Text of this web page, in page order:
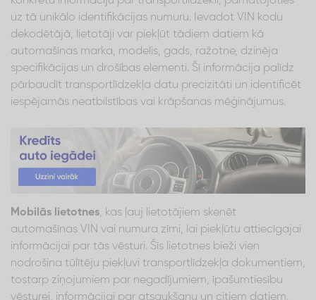
uz tā unikālo identifikācijas numuru. Ievadot VIN kodu
dekodētājā, lietotāji var piekļūt tādiem datiem kā
automašīnas marka, modelis, gads, ražotne, dzinēja
specifikācijas un drošības elementi. Šī informācija palīdz
pārbaudīt transportlīdzekļa datu precizitāti un identificēt
iespējamās neatbilstības vai krāpšanas mēģinājumus.
Mobilās lietotnes, kas ļauj lietotājiem skenēt
automašīnas VIN vai numura zīmi, lai piekļūtu attiecīgajai
informācijai par tās vēsturi. Šīs lietotnes bieži vien
nodrošina tūlītēju piekļuvi transportlīdzekļa dokumentiem,
tostarp ziņojumiem par negadījumiem, īpašumtiesību
vēsturei, informācijai par atsaukšanu un citiem datiem.